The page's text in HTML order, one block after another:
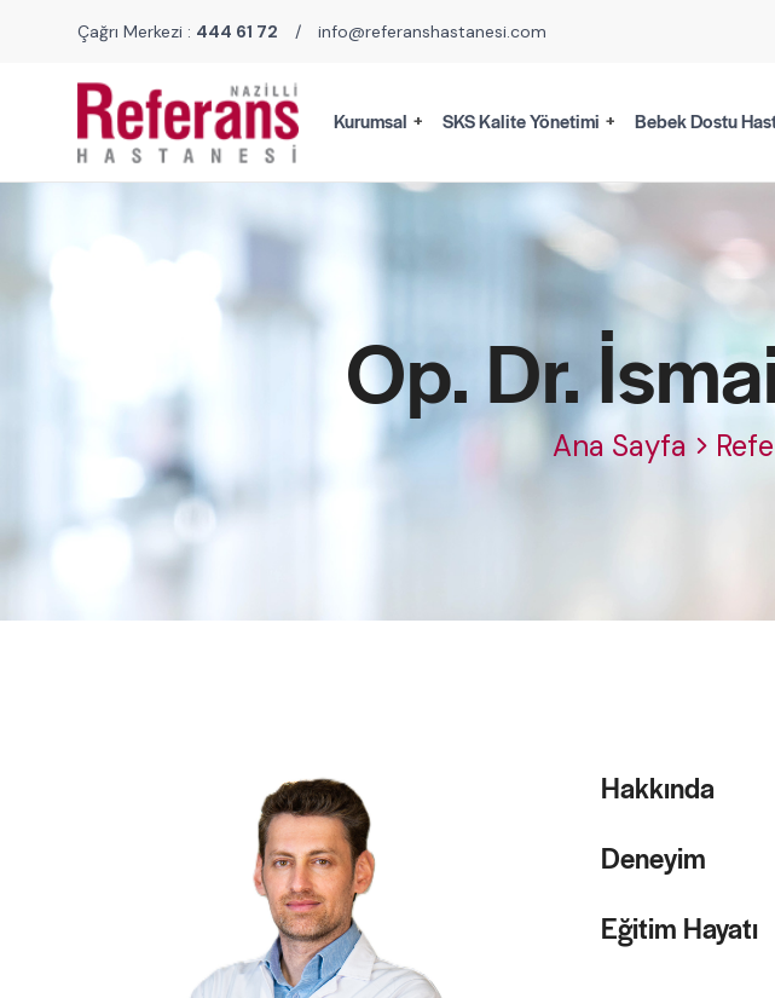
Çağrı Merkezi : 444 61 72 / info@referanshastanesi.com
Kurumsal SKS Kalite Yönetimi Bebek Dostu
Op. Dr.
Ana Sayfa
Hakkında
Deneyim
Eğitim Hayatı